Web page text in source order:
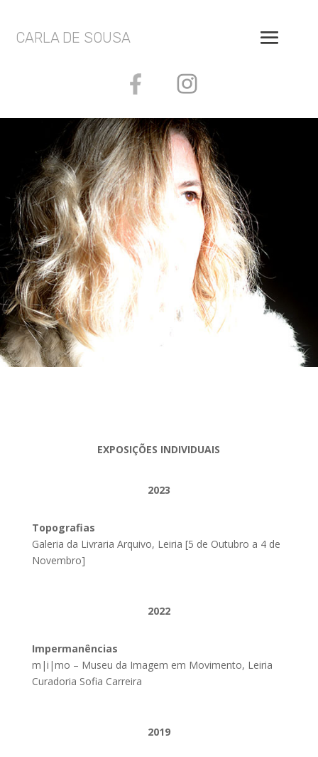
CARLA DE SOUSA
EXPOSIÇÕES INDIVIDUAIS
2023
Topografias
Galeria da Livraria Arquivo, Leiria [5 de Outubro a 4 de
Novembro]
2022
Impermanências
m|i|mo – Museu da Imagem em Movimento, Leiria
Curadoria Sofia Carreira
2019